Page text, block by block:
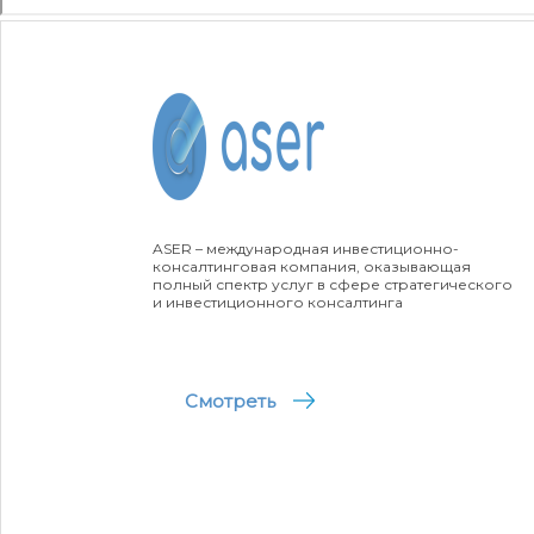
ASER – международная инвестиционно-
консалтинговая компания, оказывающая
полный спектр услуг в сфере стратегического
и инвестиционного консалтинга
Смотреть